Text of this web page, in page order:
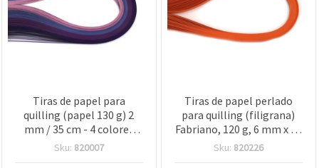
Tiras de papel para
quilling (papel 130 g) 2
mm / 35 cm - 4 colores
gama morada - 100 uds.
Sku: 820007
Tiras de papel perlado
para quilling (filigrana)
Fabriano, 120 g, 6 mm x 50
cm, Naranja Daiquiri, 50
Sku: 820226